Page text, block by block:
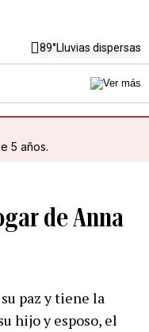
89°Lluvias dispersas
5 años.
de Anna
paz y tiene la
hijo y esposo, el